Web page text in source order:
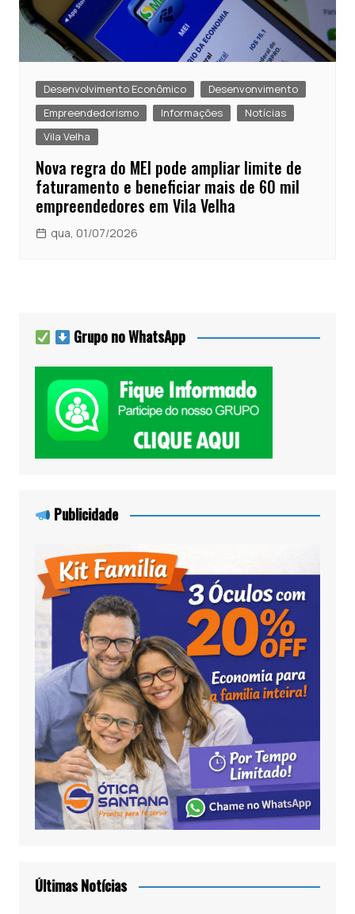
Desenvolvimento Econômico
Desenvonvimento
Empreendedorismo
Informações
Notícias
Vila Velha
Nova regra do MEI pode ampliar limite de
faturamento e beneficiar mais de 60 mil
empreendedores em Vila Velha
qua, 01/07/2026
Grupo no WhatsApp
Publicidade
Últimas Notícias